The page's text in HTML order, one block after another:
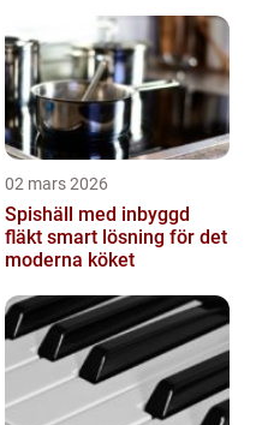
02 mars 2026
Spishäll med inbyggd
fläkt smart lösning för det
moderna köket